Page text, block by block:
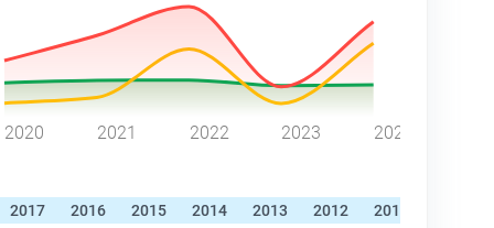
2020 2021 2022 2023 2024
2017 2016 2015 2014 2013 2012 2011